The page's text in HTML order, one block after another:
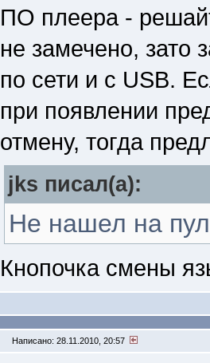
ПО плеера -
не замечено, зато
по сети и с USB.
при появлении
отмену, тогда
jks писал(a):
Не нашел на
Кнопочка смены
Написано: 28.11.2010, 20:57